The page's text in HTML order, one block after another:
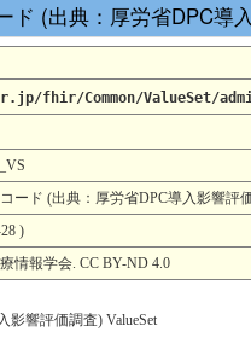
ド (出典：厚労省DPC導
fhir/Common/ValueSet/
ード (出典：厚労省DPC導入影響評
)
情報学会. CC BY-ND 4.0
影響評価調査) ValueSet